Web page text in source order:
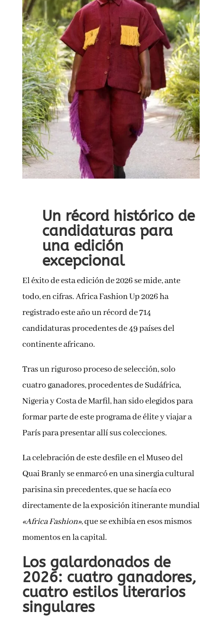
Un récord histórico de
candidaturas para
una edición
excepcional
El éxito de esta edición de 2026 se mide, ante
todo, en cifras. Africa Fashion Up 2026 ha
registrado este año un récord de 714
candidaturas procedentes de 49 países del
continente africano.
Tras un riguroso proceso de selección, solo
cuatro ganadores, procedentes de Sudáfrica,
Nigeria y Costa de Marfil, han sido elegidos para
formar parte de este programa de élite y viajar a
París para presentar allí sus colecciones.
La celebración de este desfile en el Museo del
Quai Branly se enmarcó en una sinergia cultural
parisina sin precedentes, que se hacía eco
directamente de la exposición itinerante mundial
«Africa Fashion», que se exhibía en esos mismos
momentos en la capital.
Los galardonados de
2026: cuatro ganadores,
cuatro estilos literarios
singulares